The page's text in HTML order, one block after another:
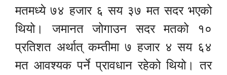
मतमध्ये ७४ हजार ६ सय ३७ मत सदर भएको
थियो। जमानत जोगाउन सदर मतको १०
प्रतिशत अर्थात् कम्तीमा ७ हजार ४ सय ६४
मत आवश्यक पर्ने प्रावधान रहेको थियो। तर